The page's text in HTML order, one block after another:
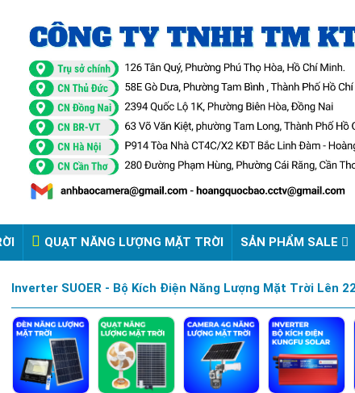
QUẠT NĂNG LƯỢNG MẶT TRỜI SẢN PHẨM SALE
Inverter SUOER - Bộ Kích Điện Năng Lượng Mặt Trời Lên